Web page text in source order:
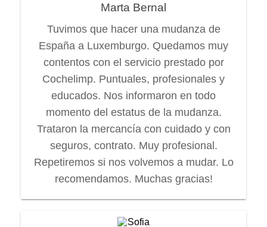
Marta Bernal
Tuvimos que hacer una mudanza de
España a Luxemburgo. Quedamos muy
contentos con el servicio prestado por
Cochelimp. Puntuales, profesionales y
educados. Nos informaron en todo
momento del estatus de la mudanza.
Trataron la mercancía con cuidado y con
seguros, contrato. Muy profesional.
Repetiremos si nos volvemos a mudar. Lo
recomendamos. Muchas gracias!